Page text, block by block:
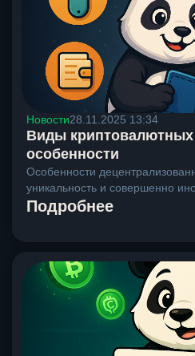
Новости28.11.2025 13:34
Виды
особенности
Особенности
уникальность и совершенно
Подробнее